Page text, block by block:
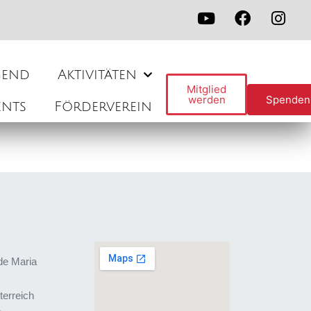
Aktivitäten
Förderverein
Mitglied
werden Spenden
Maria